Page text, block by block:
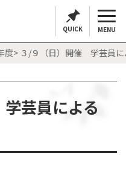
QUICK MENU
度> ３/９（日）開催 学芸員に
芸員による